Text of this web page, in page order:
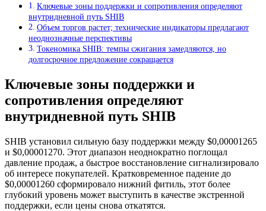
Ключевые зоны поддержки и сопротивления определяют
внутридневной путь SHIB
Объем торгов растет; технические индикаторы предлагают
неоднозначные перспективы
Токеномика SHIB: темпы сжигания замедляются, но
долгосрочное предложение сокращается
Ключевые зоны поддержки и
сопротивления определяют
внутридневной путь SHIB
SHIB установил сильную базу поддержки между $0,00001265
и $0,00001270. Этот диапазон неоднократно поглощал
давление продаж, а быстрое восстановление сигнализировало
об интересе покупателей. Кратковременное падение до
$0,00001260 сформировало нижний фитиль, этот более
глубокий уровень может выступить в качестве экстренной
поддержки, если цены снова откатятся.